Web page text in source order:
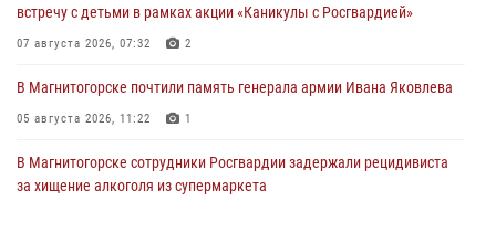
встречу с детьми в рамках акции «Каникулы с Росгвардией»
07 августа 2026, 07:32 2
В Магнитогорске почтили память генерала армии Ивана Яковлева
05 августа 2026, 11:22 1
В Магнитогорске сотрудники Росгвардии задержали рецидивиста
за хищение алкоголя из супермаркета